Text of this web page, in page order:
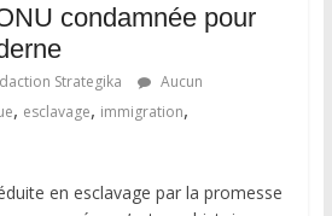
condamnée pour
Strategika
Aucun
, esclavage, immigration,
en esclavage par la promesse